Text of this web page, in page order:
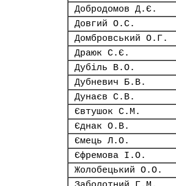
Добродомов Д.Є.
Довгий О.С.
Домбровський О.Г.
Драюк С.Є.
Дубіль В.О.
Дубневич Б.В.
Дунаєв С.В.
Євтушок С.М.
Єднак О.В.
Ємець Л.О.
Єфремова І.О.
Жолобецький О.О.